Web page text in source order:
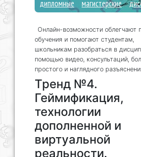
дипломные магистерские
Онлайн-возможности облегчают
обучения и помогают студентам,
школьникам разобраться в
помощью видео, консультаций,
простого и наглядного
Тренд №4.
Геймификация,
технологии
дополненной и
виртуальной
реальности.